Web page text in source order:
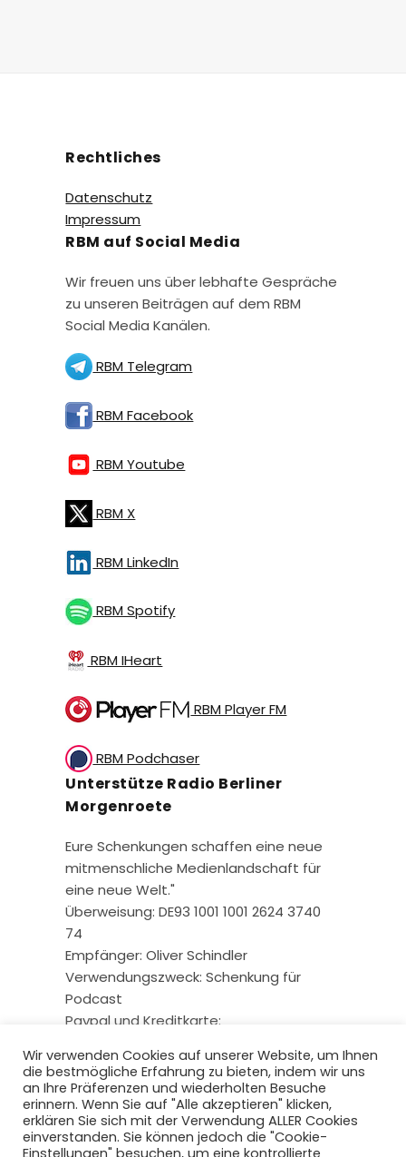
Rechtliches
Datenschutz
Impressum
RBM auf Social Media
Wir freuen uns über lebhafte Gespräche
zu unseren Beiträgen auf dem RBM
Social Media Kanälen.
RBM Telegram
RBM Facebook
RBM Youtube
RBM X
RBM LinkedIn
RBM Spotify
RBM IHeart
RBM Player FM
RBM Podchaser
Unterstütze Radio Berliner
Morgenroete
Eure Schenkungen schaffen eine neue
mitmenschliche Medienlandschaft für
eine neue Welt."
Überweisung: DE93 1001 1001 2624 3740
74
Empfänger: Oliver Schindler
Verwendungszweck: Schenkung für
Podcast
Paypal und Kreditkarte:
Wir verwenden Cookies auf unserer Website, um Ihnen
die bestmögliche Erfahrung zu bieten, indem wir uns
an Ihre Präferenzen und wiederholten Besuche
erinnern. Wenn Sie auf "Alle akzeptieren" klicken,
erklären Sie sich mit der Verwendung ALLER Cookies
einverstanden. Sie können jedoch die "Cookie-
Einstellungen" besuchen, um eine kontrollierte